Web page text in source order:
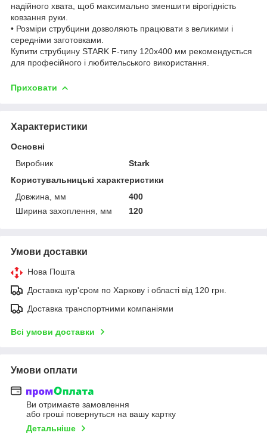
надійного хвата, щоб максимально зменшити вірогідність
ковзання руки.
• Розміри струбцини дозволяють працювати з великими і
середніми заготовками.
Купити струбцину STARK F-типу 120х400 мм рекомендується
для професійного і любительського використання.
Приховати
Характеристики
Основні
Виробник
Stark
Користувальницькі характеристики
Довжина, мм
400
Ширина захоплення, мм
120
Умови доставки
Нова Пошта
Доставка кур'єром по Харкову і області від 120 грн.
Доставка транспортними компаніями
Всі умови доставки
Умови оплати
Ви отримаєте замовлення
або гроші повернуться на вашу картку
Детальніше